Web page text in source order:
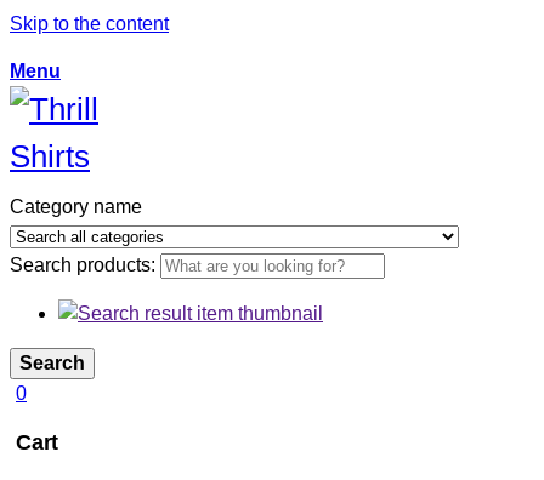
Skip to the content
Menu
Category name
Search products:
Search
0
Cart